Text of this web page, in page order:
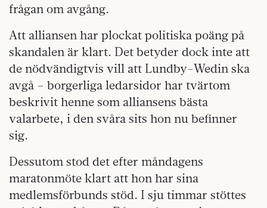
frågan om avgång.
Att alliansen har plockat politiska poäng på
skandalen är klart. Det betyder dock inte att
de nödvändigtvis vill att Lundby-Wedin ska
avgå – borgerliga ledarsidor har tvärtom
beskrivit henne som alliansens bästa
valarbete, i den svåra sits hon nu befinner
sig.
Dessutom stod det efter måndagens
maratonmöte klart att hon har sina
medlemsförbunds stöd. I sju timmar stöttes